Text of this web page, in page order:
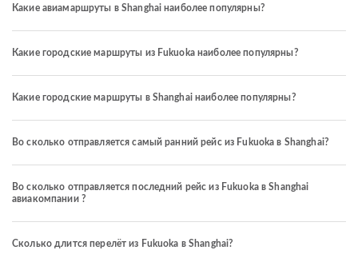
Какие авиамаршруты в Shanghai наиболее популярны?
Какие городские маршруты из Fukuoka наиболее популярны?
Какие городские маршруты в Shanghai наиболее популярны?
Во сколько отправляется самый ранний рейс из Fukuoka в Shanghai?
Во сколько отправляется последний рейс из Fukuoka в Shanghai
авиакомпании ?
Сколько длится перелёт из Fukuoka в Shanghai?